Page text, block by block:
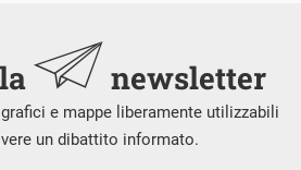
newsletter
e mappe liberamente utilizzabili
un dibattito informato.